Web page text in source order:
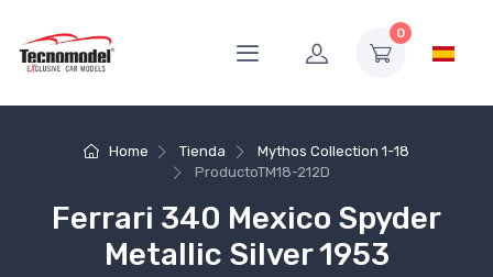
0
Home Tienda
Mythos Collection 1-18
ProductoTM18-212D
Ferrari 340 Mexico Spyder
Metallic Silver 1953